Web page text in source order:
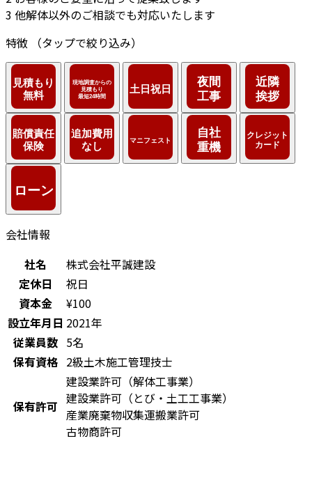
3 他解体以外のご相談でも対応いたします
特徴
（タップで絞り込み）
会社情報
社名
株式会社平誠建設
定休日
祝日
資本金
¥100
設立年月日 2021年
従業員数 5名
保有資格 2級土木施工管理技士
保有許可
建設業許可（解体工事業）
建設業許可（とび・土工工事業）
産業廃棄物収集運搬業許可
古物商許可